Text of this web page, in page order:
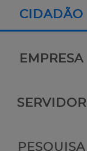
CIDADÃO
EMPRESA
SERVIDOR
PESQUISA